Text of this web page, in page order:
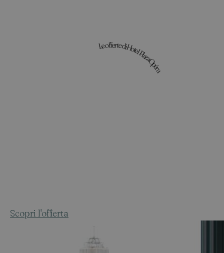
Le offerte di Hotel Plaza Opéra
Scopri l'offerta